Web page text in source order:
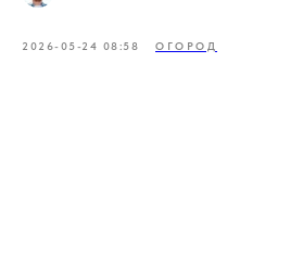
2026-05-24 08:58 ОГОРОД